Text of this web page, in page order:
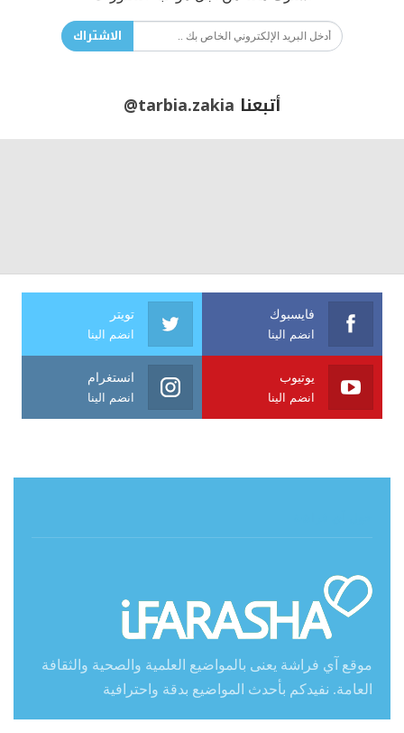
الاشتراك
أتبعنا @tarbia.zakia
فايسبوك
انضم الينا
تويتر
انضم الينا
يوتيوب
انضم الينا
انستغرام
انضم الينا
موقع آي فراشة يعنى بالمواضيع العلمية والصحية والثقافة
العامة. نفيدكم بأحدث المواضيع بدقة واحترافية